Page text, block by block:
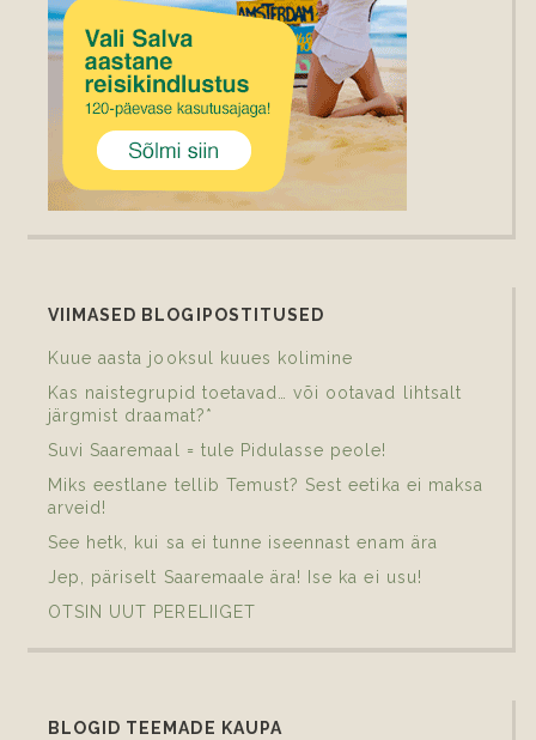
VIIMASED BLOGIPOSTITUSED
Kuue aasta jooksul kuues kolimine
Kas naistegrupid toetavad… või ootavad lihtsalt
järgmist draamat?*
Suvi Saaremaal = tule Pidulasse peole!
Miks eestlane tellib Temust? Sest eetika ei maksa
arveid!
See hetk, kui sa ei tunne iseennast enam ära
Jep, päriselt Saaremaale ära! Ise ka ei usu!
OTSIN UUT PERELIIGET
BLOGID TEEMADE KAUPA